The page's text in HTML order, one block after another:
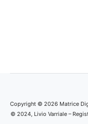
Copyright © 2026 Matrice
© 2024, Livio Varriale –